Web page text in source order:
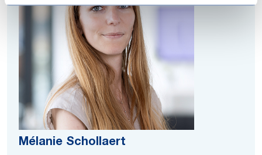
Mélanie Schollaert